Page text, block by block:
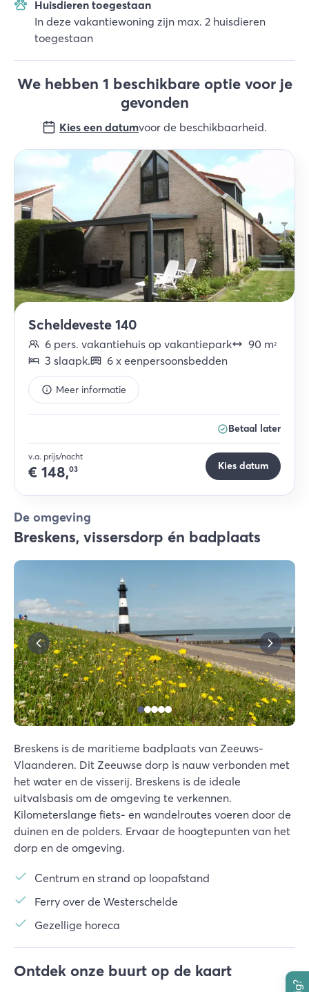
Huisdieren toegestaan
In deze vakantiewoning zijn max. 2 huisdieren
toegestaan
We hebben 1 beschikbare optie voor je
gevonden
Kies een datumvoor de beschikbaarheid.
Scheldeveste 140
6 pers. vakantiehuis op vakantiepark 90 m2
3 slaapk. 6 x eenpersoonsbedden
Meer informatie
Betaal later
v.a. prijs/nacht
€ 148,03 Kies datum
De omgeving
Breskens, vissersdorp én badplaats
Breskens is de maritieme badplaats van Zeeuws-
Vlaanderen. Dit Zeeuwse dorp is nauw verbonden met
het water en de visserij. Breskens is de ideale
uitvalsbasis om de omgeving te verkennen.
Kilometerslange fiets- en wandelroutes voeren door de
duinen en de polders. Ervaar de hoogtepunten van het
dorp en de omgeving.
Centrum en strand op loopafstand
Ferry over de Westerschelde
Gezellige horeca
Ontdek onze buurt op de kaart